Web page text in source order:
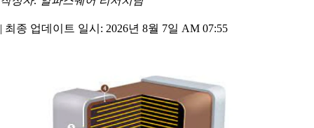
| 최종 업데이트 일시: 2026년 8월 7일 AM 07:55